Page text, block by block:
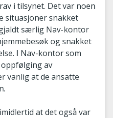
i tilsynet. Det var noen
situasjoner snakket
særlig Nav-kontor
og snakket
I Nav-kontor som
av
vanlig at de ansatte
at det også var